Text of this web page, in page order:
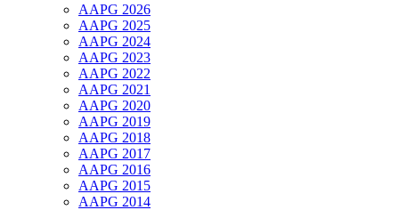
AAPG 2026
AAPG 2025
AAPG 2024
AAPG 2023
AAPG 2022
AAPG 2021
AAPG 2020
AAPG 2019
AAPG 2018
AAPG 2017
AAPG 2016
AAPG 2015
AAPG 2014